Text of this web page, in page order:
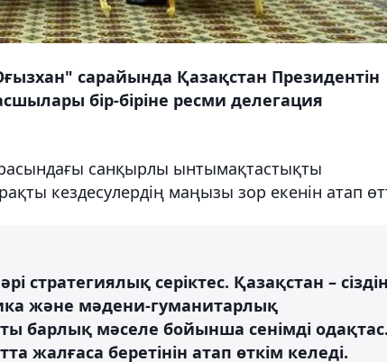
сарайында Қазақстан Президентін
бір-біріне ресми делегация
санқырлы ынтымақтастықты
кездесулердің маңызы зор екенін атап
стратегиялық серіктес. Қазақстан –
және мәдени-гуманитарлық
барлық мәселе бойынша сенімді
жалғаса беретінін атап өткім келеді.